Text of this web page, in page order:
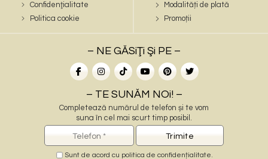
Confidenţialitate
Politica cookie
Modalități de plată
Promoții
– NE GĂSiŢi Şi PE –
– TE SUNĂM NOi! –
Completează numărul de telefon și te vom
suna în cel mai scurt timp posibil.
Sunt de acord cu politica de confidențialitate.